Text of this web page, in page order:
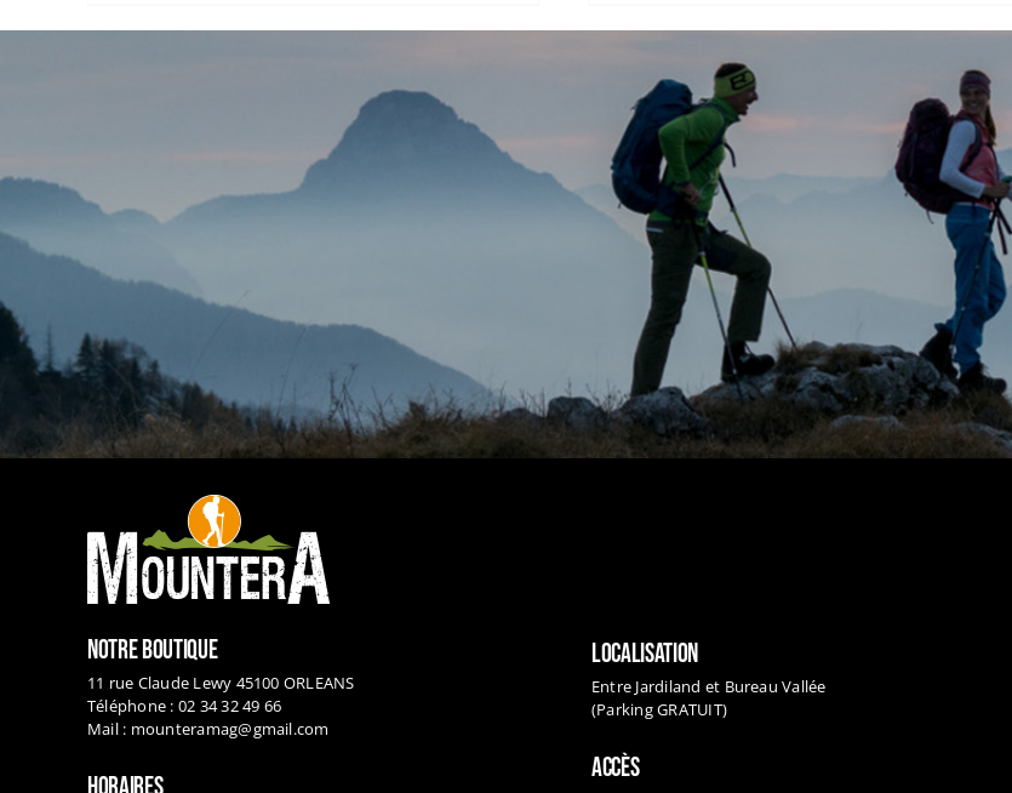
NOTRE BOUTIQUE
11 rue Claude Lewy 45100 ORLEANS
Téléphone : 02 34 32 49 66
Mail : mounteramag@gmail.com
LOCALISATION
Entre Jardiland et Bureau Vallée
(Parking GRATUIT)
ACCÈS